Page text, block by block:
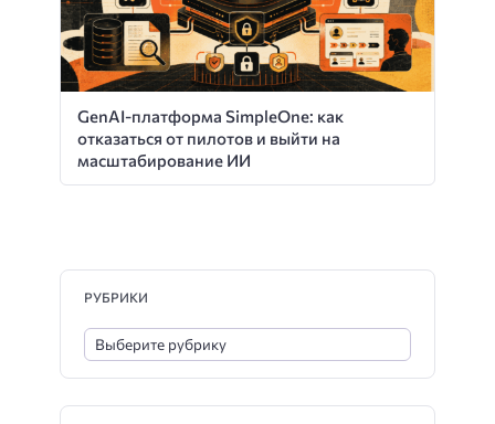
GenAI-платформа SimpleOne: как
отказаться от пилотов и выйти на
масштабирование ИИ
РУБРИКИ